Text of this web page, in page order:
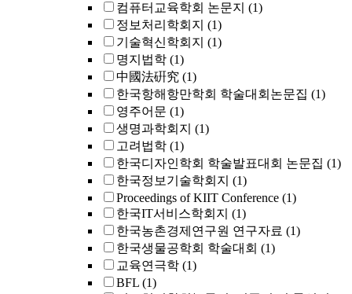
컴퓨터교육학회 논문지 (1)
정보처리학회지 (1)
기술혁신학회지 (1)
명지법학 (1)
中國法硏究 (1)
한국항해항만학회 학술대회논문집 (1)
영주어문 (1)
생명과학회지 (1)
고려법학 (1)
한국디자인학회 학술발표대회 논문집 (1)
한국정보기술학회지 (1)
Proceedings of KIIT Conference (1)
한국IT서비스학회지 (1)
한국농촌경제연구원 연구자료 (1)
한국생물공학회 학술대회 (1)
교육연극학 (1)
BFL (1)